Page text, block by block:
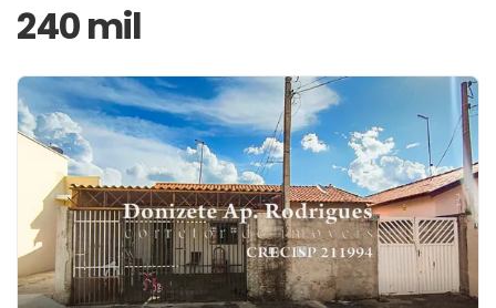
240 mil